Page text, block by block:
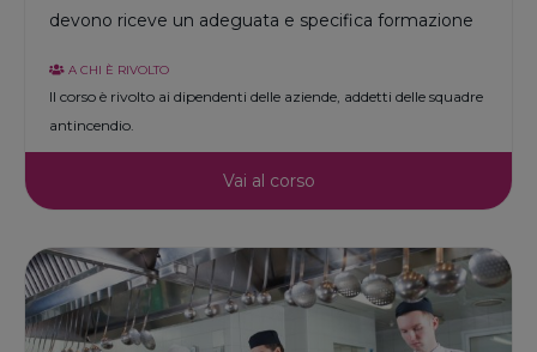
devono riceve un adeguata e specifica formazione
A CHI È RIVOLTO
Il corso è rivolto ai dipendenti delle aziende, addetti delle squadre
antincendio.
Vai al corso